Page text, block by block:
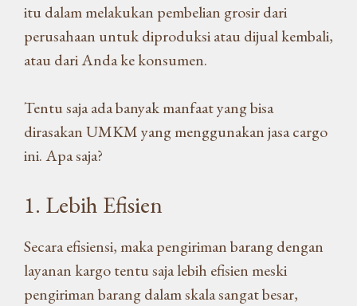
itu dalam melakukan pembelian grosir dari
perusahaan untuk diproduksi atau dijual kembali,
atau dari Anda ke konsumen.
Tentu saja ada banyak manfaat yang bisa
dirasakan UMKM yang menggunakan jasa cargo
ini. Apa saja?
1. Lebih Efisien
Secara efisiensi, maka pengiriman barang dengan
layanan kargo tentu saja lebih efisien meski
pengiriman barang dalam skala sangat besar,